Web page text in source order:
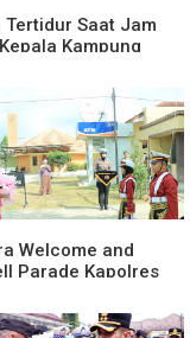
Tertidur Saat Jam
Kampung
Welcome and
Parade Kapolres
Khidmat